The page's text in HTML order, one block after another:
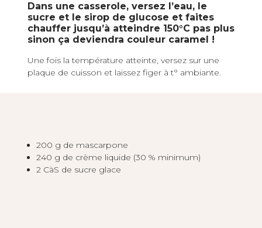
Dans une casserole, versez l’eau, le
sucre et le sirop de glucose et faites
chauffer jusqu’à atteindre 150°C pas plus
sinon ça deviendra couleur caramel !
Une fois la température atteinte, versez sur une
plaque de cuisson et laissez figer à t° ambiante.
200 g de mascarpone
240 g de crème liquide (30 % minimum)
2 CàS de sucre glace